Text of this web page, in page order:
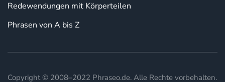
Redewendungen mit Körperteilen
Phrasen von A bis Z
Copyright © 2008–2022 Phraseo.de. Alle Rechte vorbehalten.